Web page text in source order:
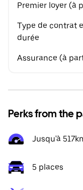
Premier loyer (à
Type de contrat
durée
Assurance (à
Perks from the
Jusqu'à
5 places